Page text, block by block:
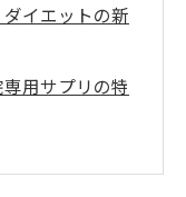
イエットの新
用サプリの特